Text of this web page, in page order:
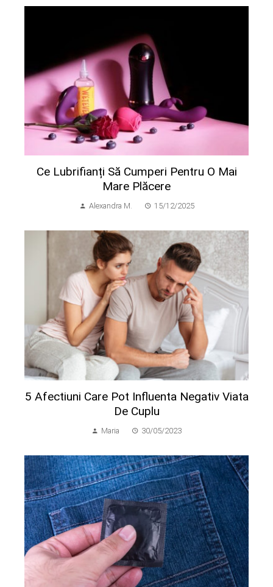
Ce Lubrifianți Să Cumperi Pentru O Mai
Mare Plăcere
Alexandra M. 15/12/2025
5 Afectiuni Care Pot Influenta Negativ Viata
De Cuplu
Maria 30/05/2023